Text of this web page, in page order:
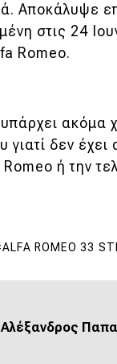
Αποκάλυψε
στις 24
Romeo.
ακόμα
γιατί δεν
ή την
ALFA ROMEO 33
Αλέξανδρος